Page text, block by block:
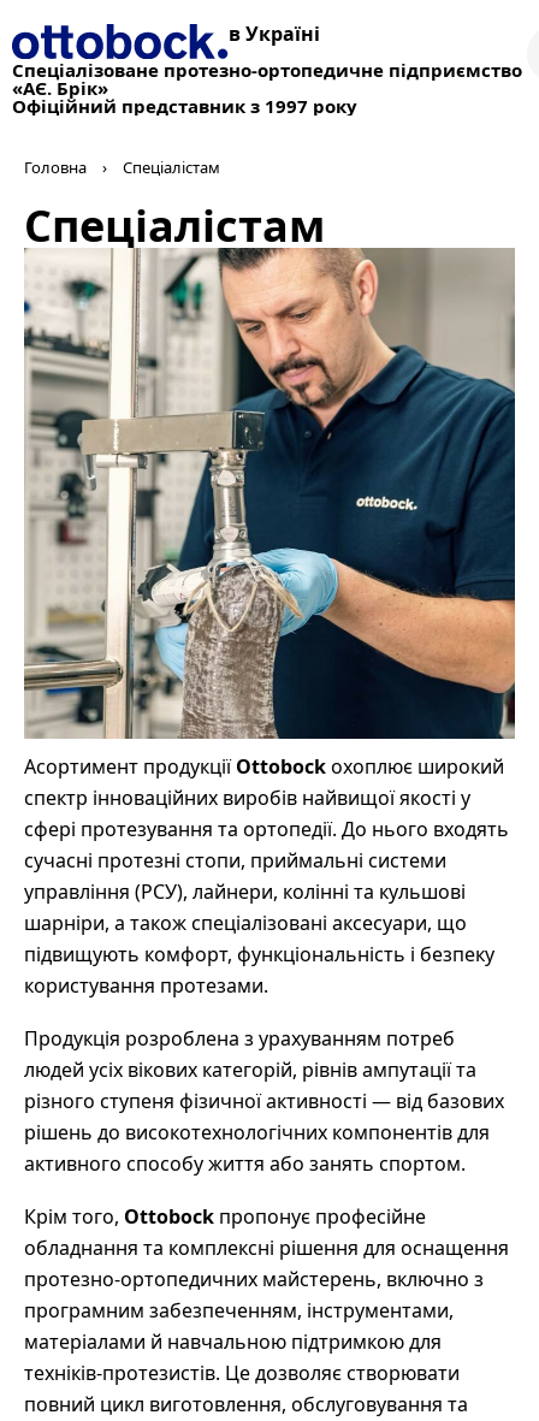
в Україні
Спеціалізоване протезно-ортопедичне підприємство
«АЄ. Брік»
Офіційний представник з 1997 року
Головна › Спеціалістам
Спеціалістам
Асортимент продукціїOttobockохоплює широкий
спектр інноваційних виробів найвищої якості у
сфері протезування та ортопедії. До нього входять
сучасні протезні стопи, приймальні системи
управління (РСУ), лайнери, колінні та кульшові
шарніри, а також спеціалізовані аксесуари, що
підвищують комфорт, функціональність і безпеку
користування протезами.
Продукція розроблена з урахуванням потреб
людей усіх вікових категорій, рівнів ампутації та
різного ступеня фізичної активності — від базових
рішень до високотехнологічних компонентів для
активного способу життя або занять спортом.
Крім того, Ottobock пропонує професійне
обладнання та комплексні рішення для оснащення
протезно-ортопедичних майстерень, включно з
програмним забезпеченням, інструментами,
матеріалами й навчальною підтримкою для
техніків-протезистів. Це дозволяє створювати
повний цикл виготовлення, обслуговування та